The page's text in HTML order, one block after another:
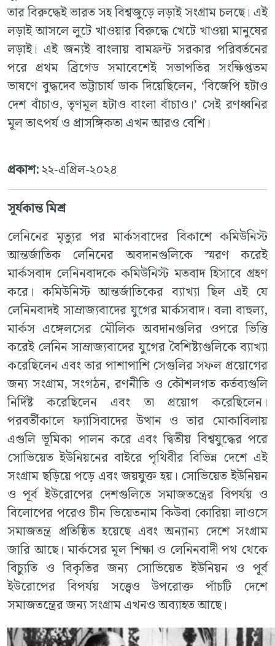
তার বিরুদ্ধেই ভারত সহ বিশ্বজুড়ে লড়াই সংগ্রাম চলছে। এই
লড়াই আসলে লুটে খাওয়ার বিরুদ্ধে খেটে খাওয়া মানুষের
লড়াই। এই জন্যই বাংলায় বামফ্রন্ট সরকার পরিবর্তনের
পরে প্রথম ব্রিগেড সমাবেশেই সভাপতির সংক্ষিপ্ততম
ভাষণে বুদ্ধদেব ভট্টাচার্য ডাক দিয়েছিলেন, ‘বিজেপি হটাও
দেশ বাঁচাও, তৃণমূল হটাও বাংলা বাঁচাও।’ সেই রণধ্বনির
মূল তাৎপর্য ও প্রাসঙ্গিকতা এখন আরও বেশি।
প্রকাশ:২২-এপ্রিল-২০২৪
সূর্যকান্ত মিশ্র
লেনিনের মৃত্যুর পর মার্কসবাদের বিকাশে কমিউনিস্ট
আন্তর্জাতিক লেনিনের অবদানগুলিকে স্মরণ করেই
মার্কসবাদ লেনিনবাদকে কমিউনিস্ট মতবাদ হিসাবে গ্রহণ
করে। কমিউনিস্ট আন্তর্জাতিকের ব্যাখ্যা ছিল এই যে
লেনিনবাদই সাম্রাজ্যবাদের যুগের মার্কসবাদ। বলা বাহুল্য,
মার্কস এঙ্গেলসের মৌলিক অবদানগুলির ওপরে ভিত্তি
করেই লেনিন সাম্রাজ্যবাদের যুগের বৈশিষ্ট্যগুলিকে ব্যাখ্যা
করেছিলেন এবং তার পাশাপাশি সেগুলির সফল প্রয়োগের
জন্য সংগ্রাম, সংগঠন, রণনীতি ও কৌশলগত কর্তব্যগুলি
নির্দিষ্ট করেছিলেন এবং তা প্রয়োগ করেছিলেন।
পরবর্তীকালে ফ্যাসিবাদের উত্থান ও তার মোকাবিলায়
এগুলি ভূমিকা পালন করে এবং দ্বিতীয় বিশ্বযুদ্ধের পরে
সোভিয়েত ইউনিয়নের বাইরে পৃথিবীর বিভিন্ন দেশে এই
সংগ্রাম ছড়িয়ে পড়ে এবং জয়যুক্ত হয়। সোভিয়েত ইউনিয়ন
ও পূর্ব ইউরোপের দেশগুলিতে সমাজতন্ত্রের বিপর্যয় ও
বিলোপের পরেও চীন ভিয়েতনাম কিউবা কোরিয়া লাওসে
সমাজতন্ত্র প্রতিষ্ঠিত হয়েছে এবং অন্যান্য দেশে সংগ্রাম
জারি আছে। মার্কসের মূল শিক্ষা ও লেনিনবাদী পথ থেকে
বিচ্যুতি ও বিকৃতির জন্য সোভিয়েত ইউনিয়ন ও পূর্ব
ইউরোপের বিপর্যয় সত্ত্বেও উপরোক্ত পাঁচটি দেশে
সমাজতন্ত্রের জন্য সংগ্রাম এখনও অব্যাহত আছে।